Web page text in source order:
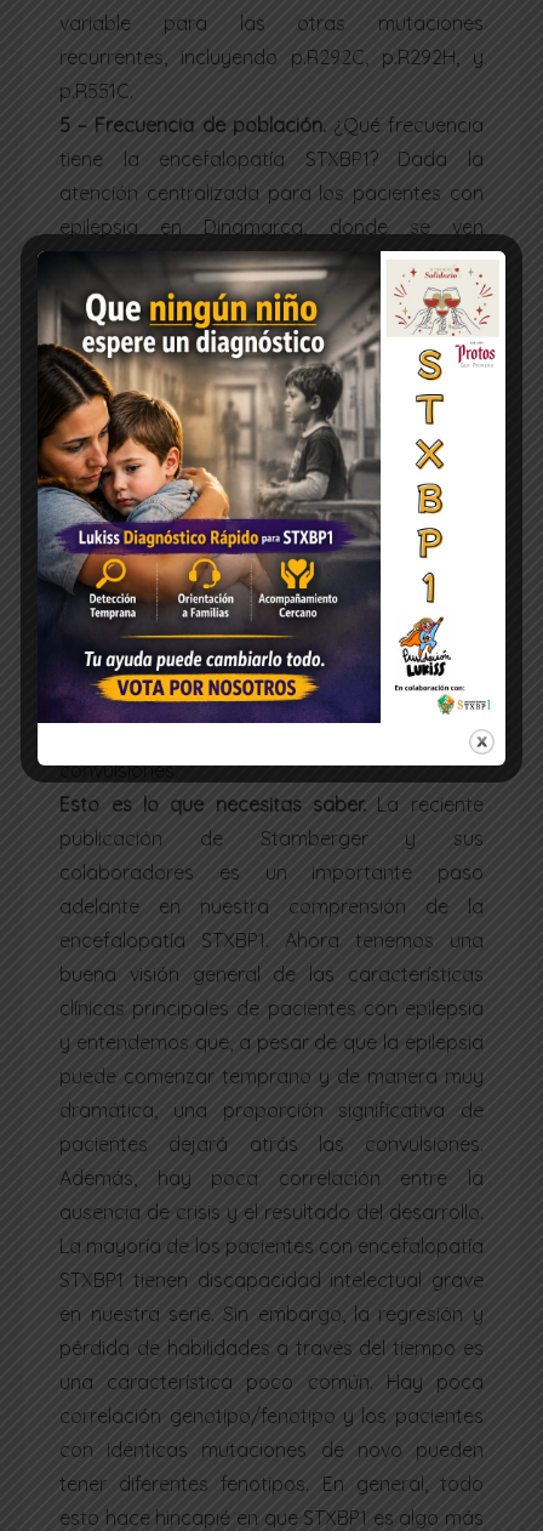
variable para las otras mutaciones
recurrentes, incluyendo p.R292C, p.R292H, y
p.R551C.
5 – Frecuencia de población. ¿Qué frecuencia
tiene la encefalopatía STXBP1? Dada la
atención centralizada para los pacientes con
epilepsia en Dinamarca, donde se ven
prácticamente todos los niños con epilepsias
graves en un solo centro, somos capaces de
estimar las frecuencias de población de
epilepsias genéticas raras. Por ejemplo, la
frecuencia de la población para el Síndrome
de Dravet se estima que es 1: 22.000
contraste con el fenotipo relativamente
homogéneo del Síndrome de Dravet, la
estimación de la encefalopatía STXBP1 es más
difícil. Utilizando la misma metodología,
llegamos a una frecuencia de población de 1:
91.000. Esto, sin embargo, no toma en cuenta
los pacientes con crisis leves que no han sido
incluidos en la prueba y no da cuenta de los
pacientes con STXBP1 que no presentan
convulsiones.
Esto es lo que necesitas saber.La reciente
publicación de Stamberger y sus
colaboradores es un importante paso
adelante en nuestra comprensión de la
encefalopatía STXBP1. Ahora tenemos una
buena visión general de las características
clínicas principales de pacientes con epilepsia
y entendemos que, a pesar de que la epilepsia
puede comenzar temprano y de manera muy
dramática, una proporción significativa de
pacientes dejará atrás las convulsiones.
Además, hay poca correlación entre la
ausencia de crisis y el resultado del desarrollo.
La mayoría de los pacientes con encefalopatía
STXBP1 tienen discapacidad intelectual grave
en nuestra serie. Sin embargo, la regresión y
pérdida de habilidades a través del tiempo es
una característica poco común. Hay poca
correlación genotipo/fenotipo y los pacientes
con idénticas mutaciones de novo pueden
tener diferentes fenotipos. En general, todo
esto hace hincapié en que STXBP1 es algo más